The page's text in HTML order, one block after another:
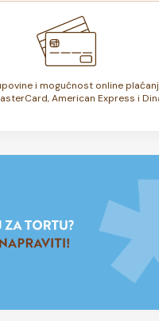
i mogućnost online
American Express i